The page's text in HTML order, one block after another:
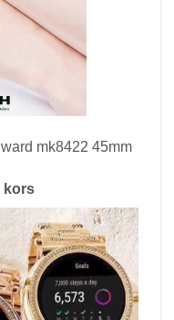
mk8422 45mm
kors